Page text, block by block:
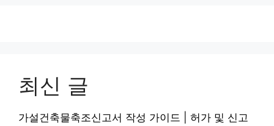
최신 글
가설건축물축조신고서 작성 가이드 | 허가 및 신고